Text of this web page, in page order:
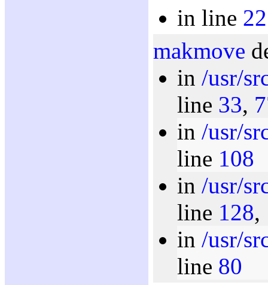
in line 22
makmove
in /usr/
line 33,
in /usr/
line 108
in /usr/
line 128,
in /usr/
line 80